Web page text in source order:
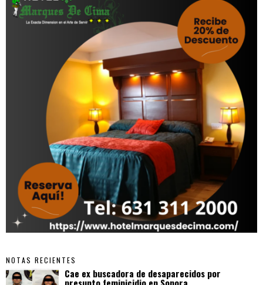
NOTAS RECIENTES
Cae ex buscadora de desaparecidos por